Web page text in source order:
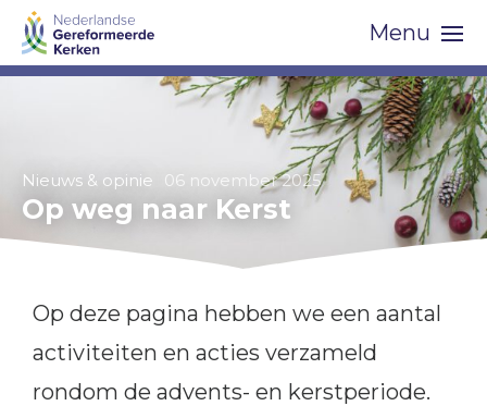
Skip
navigation
Menu
Nieuws & opinie 06 november 2025
Op weg naar Kerst
Op deze pagina hebben we een aantal
activiteiten en acties verzameld
rondom de advents- en kerstperiode.